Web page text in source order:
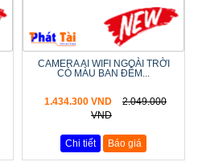
CAMERA AI WIFI NGOÀI TRỜI
CÓ MÀU BAN ĐÊM...
1.434.300 VND
2.049.000
VND
Chi tiết Báo giá